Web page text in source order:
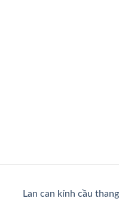
Lan can kính cầu thang